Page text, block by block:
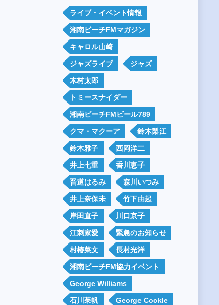
ライブ・イベント情報
湘南ビーチFMマガジン
キャロル山崎
ジャズライブ ジャズ
木村太郎
トミースナイダー
湘南ビーチFMビール789
クマ・マクーア 鈴木梨江
鈴木雅子 西岡洋二
井上七重 香川恵子
晋道はるみ 森川いつみ
井上奈保未 竹下由起
岸田直子 川口京子
江刺家愛 緊急のお知らせ
村椿菜文 長村光洋
湘南ビーチFM協力イベント
George Williams
石川茱帆 George Cockle